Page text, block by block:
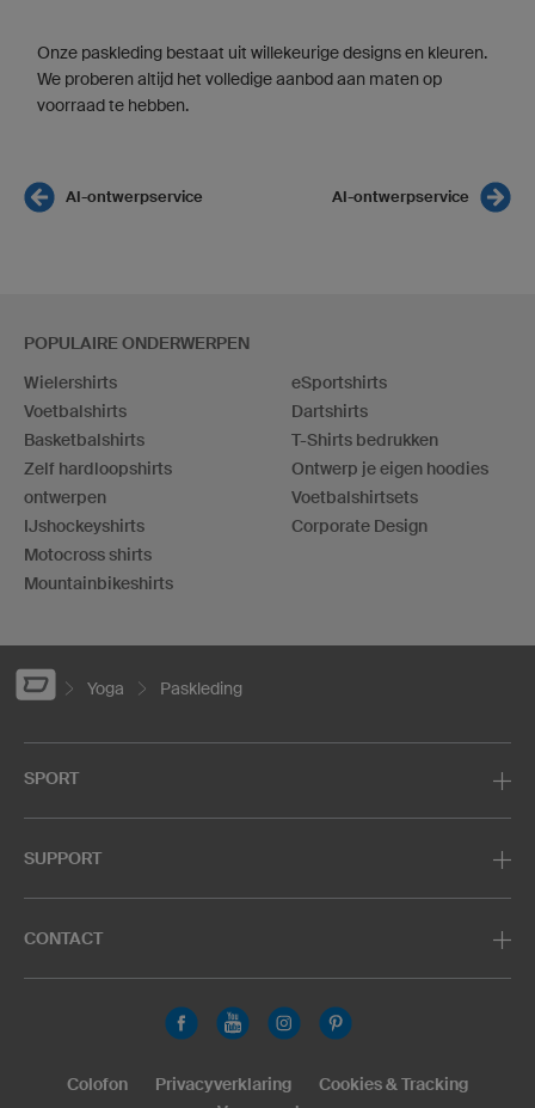
Onze paskleding bestaat uit willekeurige designs en kleuren.
We proberen altijd het volledige aanbod aan maten op
voorraad te hebben.
AI-ontwerpservice AI-ontwerpservice
POPULAIRE ONDERWERPEN
Wielershirts
Voetbalshirts
Basketbalshirts
Zelf hardloopshirts
ontwerpen
IJshockeyshirts
Motocross shirts
Mountainbikeshirts
eSportshirts
Dartshirts
T-Shirts bedrukken
Ontwerp je eigen hoodies
Voetbalshirtsets
Corporate Design
Yoga Paskleding
SPORT
SUPPORT
CONTACT
Colofon Privacyverklaring
Cookies & Tracking